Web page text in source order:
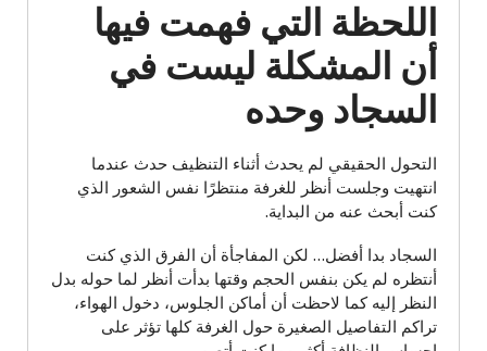
اللحظة التي فهمت فيها
أن المشكلة ليست في
السجاد وحده
التحول الحقيقي لم يحدث أثناء التنظيف حدث عندما
انتهيت وجلست أنظر للغرفة منتظرًا نفس الشعور الذي
كنت أبحث عنه من البداية.
السجاد بدا أفضل… لكن المفاجأة أن الفرق الذي كنت
أنتظره لم يكن بنفس الحجم وقتها بدأت أنظر لما حوله بدل
النظر إليه كما لاحظت أن أماكن الجلوس، دخول الهواء،
تراكم التفاصيل الصغيرة حول الغرفة كلها تؤثر على